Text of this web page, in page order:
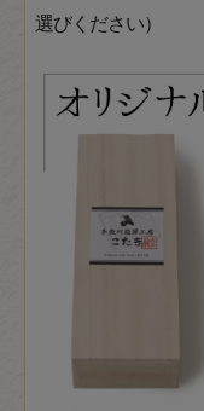
選びください）